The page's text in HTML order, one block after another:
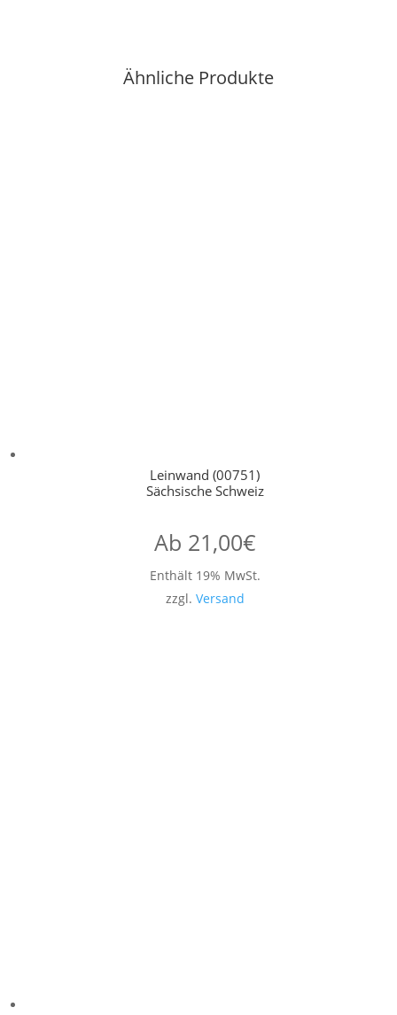
Ähnliche Produkte
Leinwand (00751)
Sächsische Schweiz
Ab 21,00€
Enthält 19% MwSt.
zzgl. Versand